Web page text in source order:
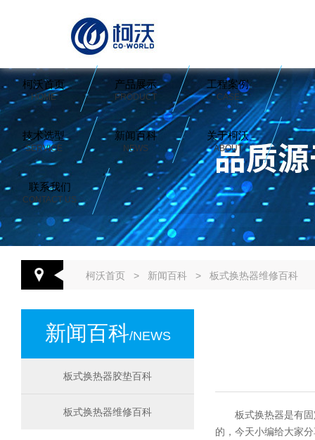
柯沃首页
HOME
产品展示
PRODUCT
工程案例
CASE
技术选型
SERVICE
新闻百科
NEWS
关于柯沃
ABOUT
联系我们
CONTACT US
柯沃首页 > 新闻百科 > 板式换热器维修百科
新闻百科/NEWS
板式换热器胶垫百科
板式换热器维修百科
板式换热器是有
的，今天小编给大家